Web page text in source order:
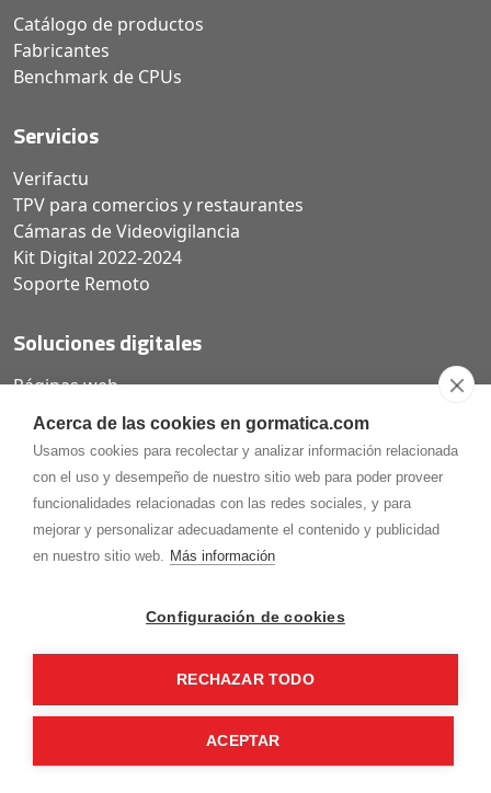
Acerca de las cookies en gormatica.com
Usamos cookies para recolectar y analizar información relacionada
con el uso y desempeño de nuestro sitio web para poder proveer
funcionalidades relacionadas con las redes sociales, y para
mejorar y personalizar adecuadamente el contenido y publicidad
en nuestro sitio web. Más información
Configuración de cookies
RECHAZAR TODO
ACEPTAR
Catálogo de productos
Fabricantes
Benchmark de CPUs
Servicios
Verifactu
TPV para comercios y restaurantes
Cámaras de Videovigilancia
Kit Digital 2022-2024
Soporte Remoto
Soluciones digitales
Páginas web
Tiendas online
975.368.262
¡Síguenos en nuestras redes!